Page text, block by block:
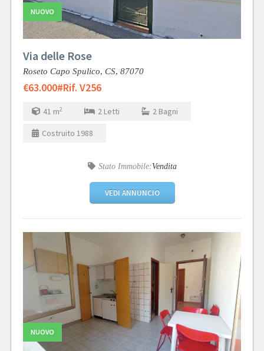
NUOVO
Via delle Rose
Roseto Capo Spulico, CS, 87070
€63.000#Rif. V256
41 m2 2 Letti 2 Bagni
Costruito 1988
Stato Immobile:Vendita
VEDI ANNUNCIO
NUOVO